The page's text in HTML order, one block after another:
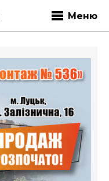
Меню